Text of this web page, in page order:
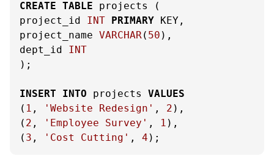
CREATE TABLE projects (
project_id INT PRIMARY KEY,
project_name VARCHAR( 50 ),
dept_id INT
);
INSERT INTO projects VALUES
( 1 , 'Website Redesign' , 2 ),
( 2 , 'Employee Survey' , 1 ),
( 3 , 'Cost Cutting' , 4 );